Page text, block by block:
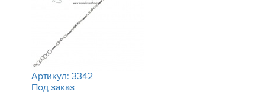
Артикул: 3342
Под заказ